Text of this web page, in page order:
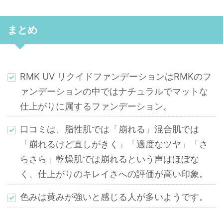
まとめ
RMK UV リクイドファンデーションはRMKのフ
ァンデーションの中ではナチュラルでマットな
仕上がりに属するファンデーション。
口コミは、脂性肌では「崩れる」混合肌では
「崩れるけど直しがきく」「適度なツヤ」「さ
らさら」乾燥肌では崩れるという声はほぼな
く、仕上がりのキレイさへの評価が高い印象。
色みは黄みが強いと感じる人が多いようです。